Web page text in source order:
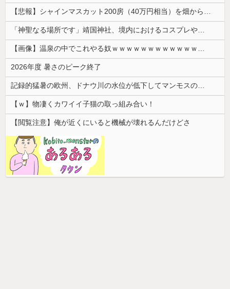
【悲報】シャインマスカット200房（40万円相当）を畑から盗んだ男を逮捕 ネットで販売していた模様
「神聖なる場所です」靖国神社、境内におけるコスプレや軍装の禁止を発表
【画像】温泉の中でこれやる奴ｗｗｗｗｗｗｗｗｗｗｗｗｗｗｗｗ
2026年度 暑さのピーク終了
記録的猛暑の欧州、ドナウ川の水位が低下してマンモスの骨や沈没したドイツ軍の戦艦が出現
【ｗ】物凄くカワイイ子猫の取っ組み合い！
【閲覧注意】俺が近くにいると機械が壊れるんだけどさ